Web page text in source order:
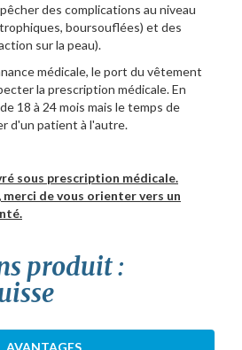
des complications au niveau
boursouflées) et des
sur la peau).
médicale, le port du vêtement
la prescription médicale. En
18 à 24 mois mais le temps de
d'un patient à l'autre.
sous prescription médicale.
merci de vous orienter vers un
produit :
AVANTAGES